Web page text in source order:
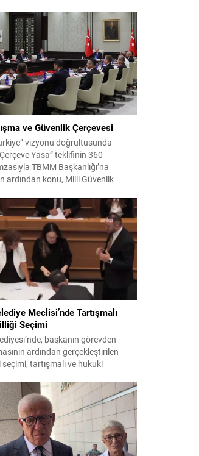
hallerini ayrı ayrı
İnceleme sonucunda, aralarında
da bulunduğu 53 tutuklu
hallerinin sürdürülmesine
ve değerlendirilen talepler
sanıklara yöneltilen...
ve Güvenlik Çerçevesi
vizyonu doğrultusunda
Yasa” teklifinin 360
TBMM Başkanlığı’na
ardından konu, Milli Güvenlik
yayımlanan sekiz maddelik
ve bölgesel gelişmelere dair
içermektedir. Yaklaşık 2 saat
oturumun sonuç metninde;
bölgesel istikrar,...
Meclisi’nde Tartışmalı
Seçimi
başkanın görevden
ardından gerçekleştirilen
tartışmalı ve hukuki
oylamada usul ve gizlilikle ilgili
atıldı; bazı oyların geçersiz
meclis içindeki yönlendirmeler
tepkilere yol açtı. Seçim sürecinde
parti grupları arasındaki
CHP’nin...